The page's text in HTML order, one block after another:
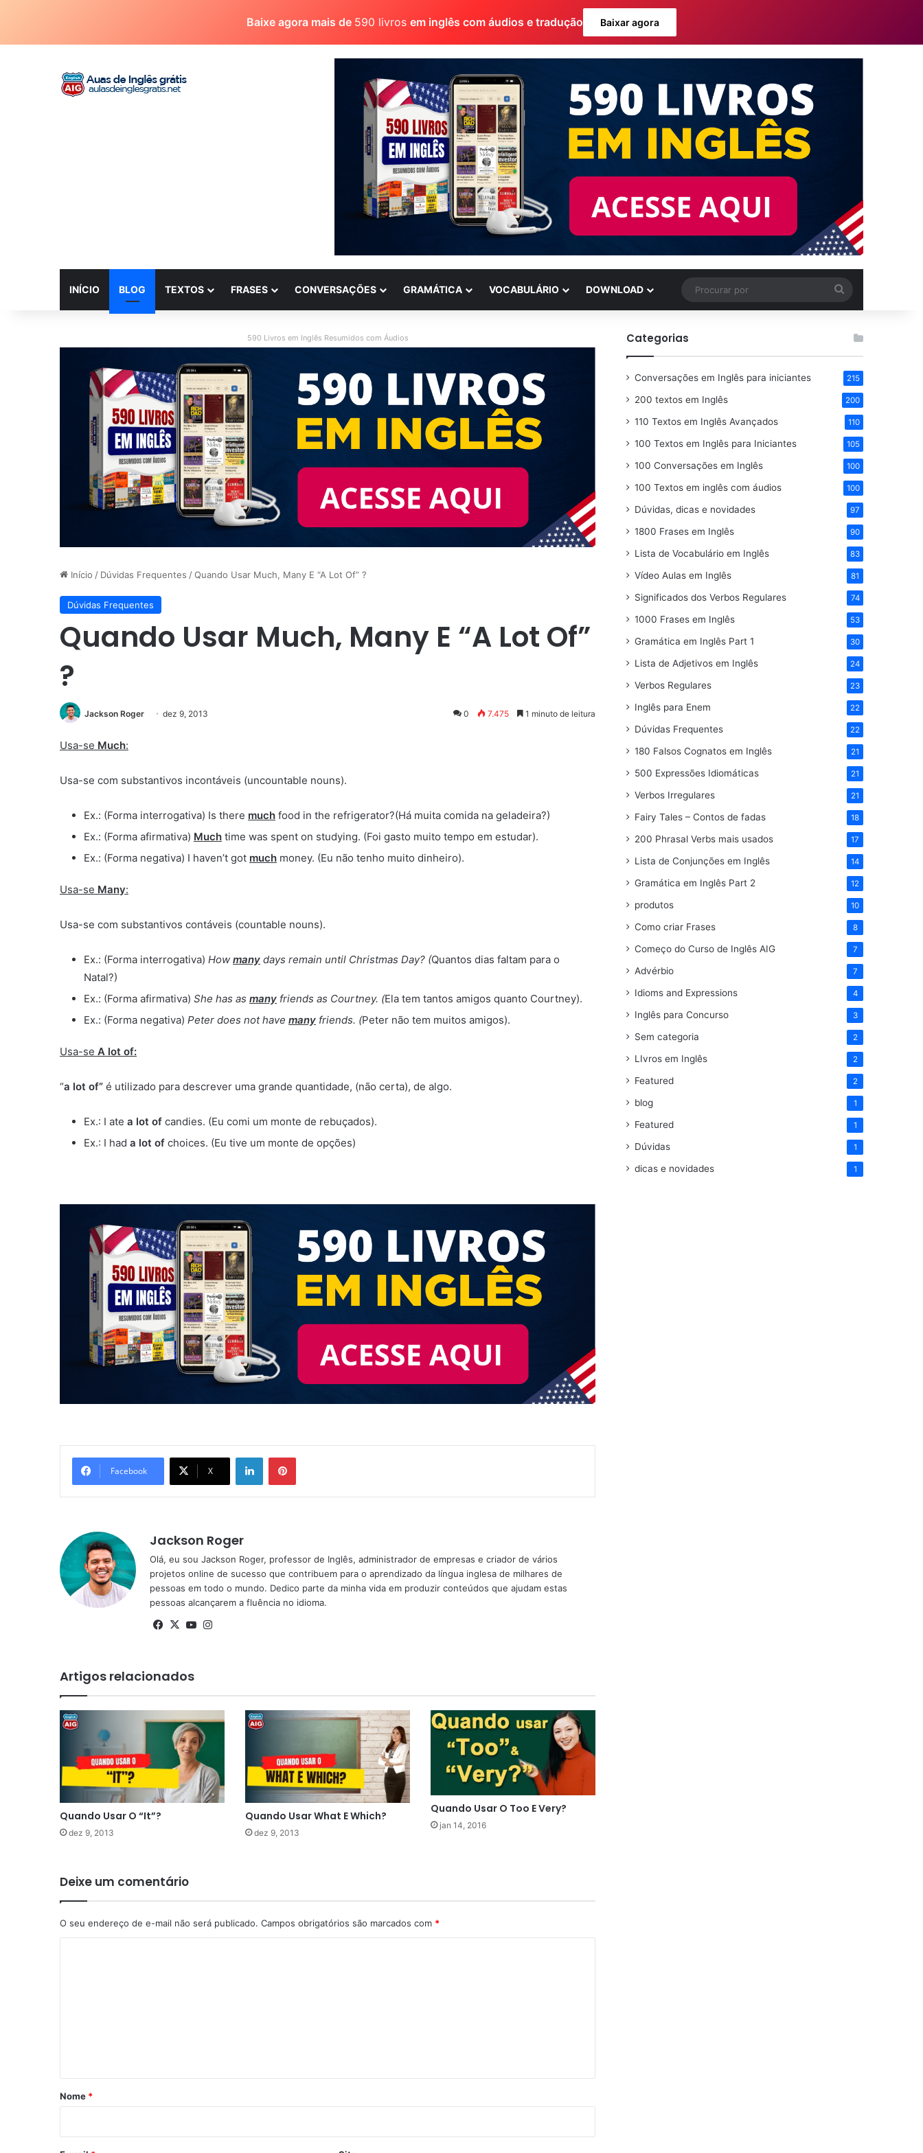
Baixe agora mais de 590 livros em inglês com áudios e tradução Baixar agora
INÍCIO BLOG TEXTOS FRASES CONVERSAÇÕES GRAMÁTICA VOCABULÁRIO DOWNLOAD
por
590 Livros em Inglês Resumidos com Áudios
Início / Dúvidas Frequentes /Quando Usar Much, Many E “A Lot Of” ?
Dúvidas Frequentes
Quando Usar Much, Many E “A Lot Of”
?
Jackson Roger dez 9, 2013 0 7.475 1 minuto de leitura
Usa-se Much:
Usa-se com substantivos incontáveis (uncountable nouns).
Ex.: (Forma interrogativa) Is there much food in the refrigerator?(Há muita comida na geladeira?)
Ex.: (Forma afirmativa) Much time was spent on studying. (Foi gasto muito tempo em estudar).
Ex.: (Forma negativa) I haven’t got much money. (Eu não tenho muito dinheiro).
Usa-se Many:
Usa-se com substantivos contáveis (countable nouns).
Ex.: (Forma interrogativa) How many days remain until Christmas Day? (Quantos dias faltam para o
Natal?)
Ex.: (Forma afirmativa) She has as many friends as Courtney. (Ela tem tantos amigos quanto Courtney).
Ex.: (Forma negativa) Peter does not have many friends. (Peter não tem muitos amigos).
Usa-se A lot of:
“a lot of” é utilizado para descrever uma grande quantidade, (não certa), de algo.
Ex.: I ate a lot of candies. (Eu comi um monte de rebuçados).
Ex.: I had a lot of choices. (Eu tive um monte de opções)
Facebook X
LinkedinPinterest
Jackson Roger
Olá, eu sou Jackson Roger, professor de Inglês, administrador de empresas e criador de vários
projetos online de sucesso que contribuem para o aprendizado da língua inglesa de milhares de
pessoas em todo o mundo. Dedico parte da minha vida em produzir conteúdos que ajudam estas
pessoas alcançarem a fluência no idioma.
Facebook
X YouTube
Artigos relacionados
Quando Usar O “It”?
dez 9, 2013
Quando Usar What E Which?
dez 9, 2013
Quando Usar O Too E Very?
jan 14, 2016
Deixe um comentário
O seu endereço de e-mail não será publicado. Campos obrigatórios são marcados com *
rNome *
Categorias
Conversações em Inglês para iniciantes 215
200 textos em Inglês 200
110 Textos em Inglês Avançados 110
100 Textos em Inglês para Iniciantes 105
100 Conversações em Inglês 100
100 Textos em inglês com áudios 100
Dúvidas, dicas e novidades 97
1800 Frases em Inglês 90
Lista de Vocabulário em Inglês 83
Vídeo Aulas em Inglês 81
Significados dos Verbos Regulares 74
1000 Frases em Inglês 53
Gramática em Inglês Part 1 30
Lista de Adjetivos em Inglês 24
Verbos Regulares 23
Inglês para Enem 22
Dúvidas Frequentes 22
180 Falsos Cognatos em Inglês 21
500 Expressões Idiomáticas 21
Verbos Irregulares 21
Fairy Tales – Contos de fadas 18
200 Phrasal Verbs mais usados 17
Lista de Conjunções em Inglês 14
Gramática em Inglês Part 2 12
produtos 10
Como criar Frases 8
Começo do Curso de Inglês AIG 7
Advérbio 7
Idioms and Expressions 4
Inglês para Concurso 3
Sem categoria 2
LIvros em Inglês 2
Featured 2
blog 1
Featured 1
Dúvidas 1
dicas e novidades 1